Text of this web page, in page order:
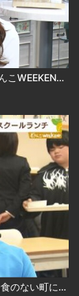
【3分の肌ケア】新たな美の可能性“肌姿勢”【どさんこWEEKEND】
【どさんこWEEKEND】「スクールランチ」学校給食のない町に温かい食事を届けたい、子どもたちの笑顔のために…＜コープさっぽろ＞の取り組み！